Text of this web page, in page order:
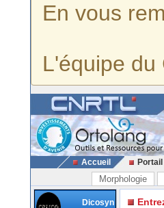
En vous
L'équipe du
Accueil
Morphologie
Dicosyn